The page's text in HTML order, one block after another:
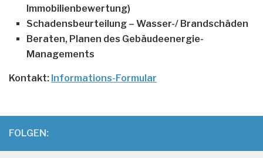
Immobilienbewertung)
Schadensbeurteilung – Wasser-/ Brandschäden
Beraten, Planen des Gebäudeenergie-
Managements
Kontakt: Informations-Formular
FOLGEN: